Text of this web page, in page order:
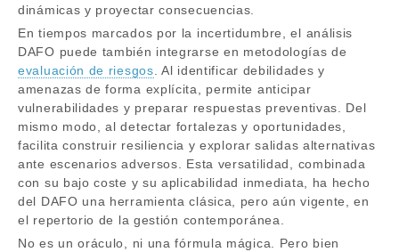
dinámicas y proyectar consecuencias.
En tiempos marcados por la incertidumbre, el análisis
DAFO puede también integrarse en metodologías de
evaluación de riesgos . Al identificar debilidades y
amenazas de forma explícita, permite anticipar
vulnerabilidades y preparar respuestas preventivas. Del
mismo modo, al detectar fortalezas y oportunidades,
facilita construir resiliencia y explorar salidas alternativas
ante escenarios adversos. Esta versatilidad, combinada
con su bajo coste y su aplicabilidad inmediata, ha hecho
del DAFO una herramienta clásica, pero aún vigente, en
el repertorio de la gestión contemporánea.
No es un oráculo, ni una fórmula mágica. Pero bien